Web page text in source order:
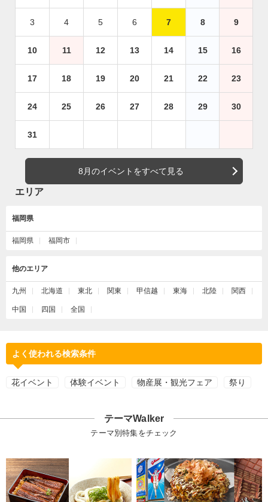
3 4 5 6 7 8 9
10 11 12 13 14 15 16
17 18 19 20 21 22 23
24 25 26 27 28 29 30
31
8月のイベントをすべて見る
エリア
福岡県
福岡県 福岡市
他のエリア
九州 北海道 東北 関東 甲信越 東海 北陸 関西
中国 四国 全国
よく使われる検索条件
花イベント 体験イベント 物産展・観光フェア 祭り
テーマWalker
テーマ別特集をチェック